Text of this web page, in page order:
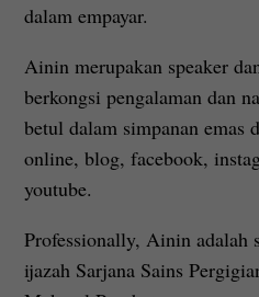
dalam empayar.
Ainin merupakan speaker
berkongsi pengalaman dan
betul dalam simpanan emas
online, blog, facebook,
youtube.
Professionally, Ainin adalah
ijazah Sarjana Sains